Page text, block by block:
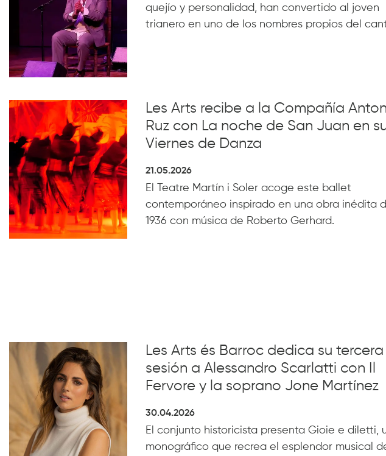
quejío y personalidad, han convertido al joven
trianero en uno de los nombres propios del
Les Arts recibe a la Compañía
Ruz con La noche de San Juan en
Viernes de Danza
21.05.2026
El Teatre Martín i Soler acoge este ballet
contemporáneo inspirado en una obra inédita
1936 con música de Roberto Gerhard.
Les Arts és Barroc dedica su tercera
sesión a Alessandro Scarlatti con Il
Fervore y la soprano Jone Martínez
30.04.2026
El conjunto historicista presenta Gioie e diletti,
monográfico que recrea el esplendor musical